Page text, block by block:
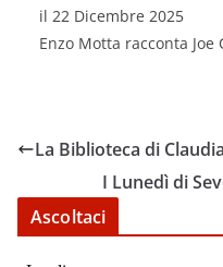
RSS FEED
SHARE
il 22 Dicembre 2025
Enzo Motta racconta Joe
La Biblioteca di
I Lunedì di
Ascoltaci